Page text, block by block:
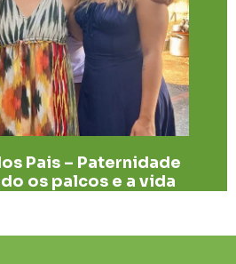
Pais – Paternidade
os palcos e a vida